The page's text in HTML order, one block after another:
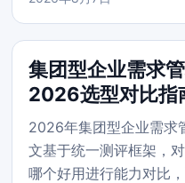
集团型企业需求
2026选型对比指
2026年集团型企业需求
文基于统一测评框架，
哪个好用进行能力对比